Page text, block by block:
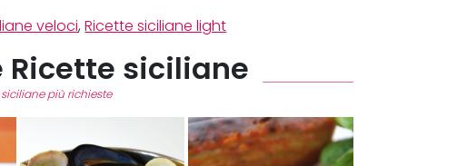
veloci,Ricette siciliane light
siciliane
siciliane più richieste